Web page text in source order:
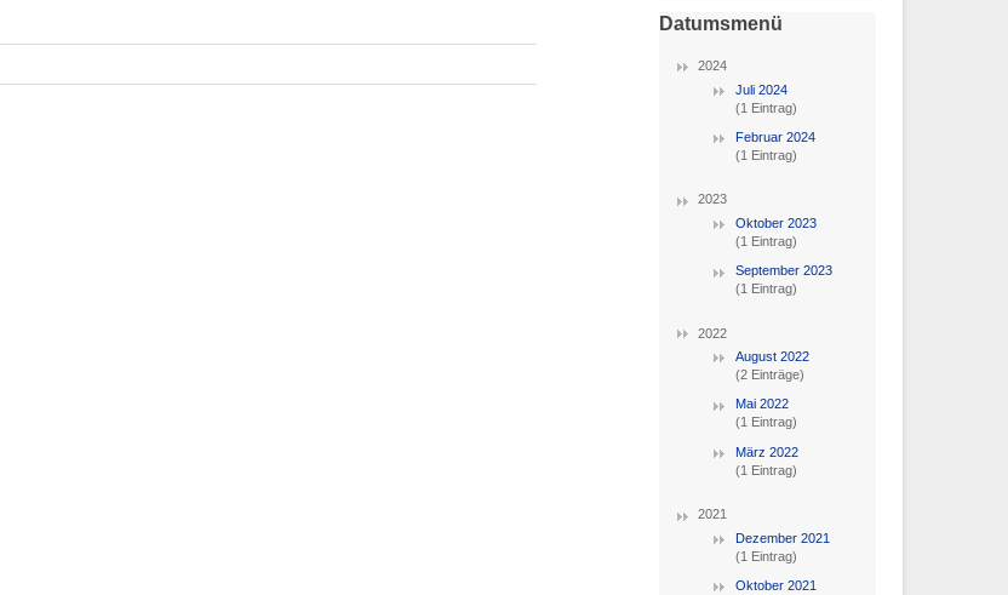
Datumsmenü
2024
Juli 2024
(1 Eintrag)
Februar 2024
(1 Eintrag)
2023
Oktober 2023
(1 Eintrag)
September 2023
(1 Eintrag)
2022
August 2022
(2 Einträge)
Mai 2022
(1 Eintrag)
März 2022
(1 Eintrag)
2021
Dezember 2021
(1 Eintrag)
Oktober 2021